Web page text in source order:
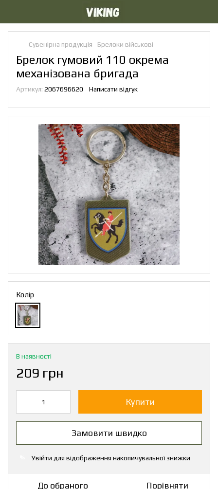
Сувенірна продукція Брелоки військові
Брелок гумовий 110 окрема
механізована бригада
Артикул: 2067696620 Написати відгук
Колір
В наявності
209 грн
Купити
Замовити швидко
Увійти для відображення накопичувальної знижки
До обраного Порівняти